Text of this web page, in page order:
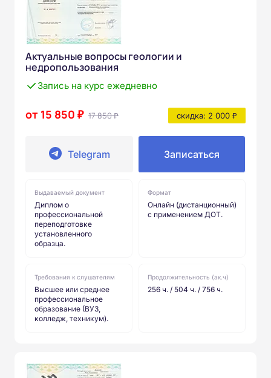
Актуальные вопросы геологии и
недропользования
Запись на курс ежедневно
от 15 850 ₽ 17 850 ₽ скидка: 2 000 ₽
Telegram Записаться
Выдаваемый документ
Диплом о
профессиональной
переподготовке
установленного
образца.
Формат
Онлайн (дистанционный)
с применением ДОТ.
Требования к слушателям
Высшее или среднее
профессиональное
образование (ВУЗ,
колледж, техникум).
Продолжительность (ак.ч)
256 ч. / 504 ч. / 756 ч.